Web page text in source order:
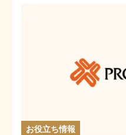
お役立ち情報